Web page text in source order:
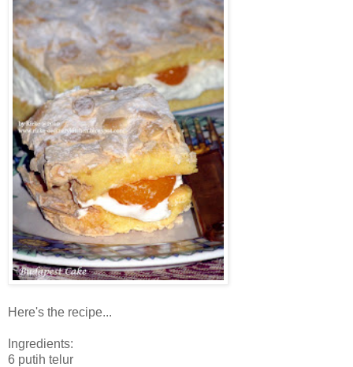
Here's the recipe...
Ingredients:
6 putih telur